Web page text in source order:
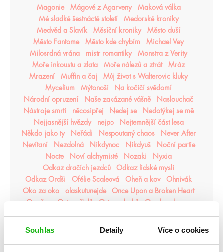
Souhlas Detaily Více o cookies
Magonie
Mágové z Agarveny
Maková válka
Mé sladké šestnácté století
Medorské kroniky
Medvěd a Slavík
Měsíční kroniky
Město duší
Město Fantome
Město kde chybím
Michael Vey
Milosrdná vrána
mistr romantiky
Monstra z Verity
Moře inkoustu a zlata
Moře nálezů a ztrát
Mráz
Mrazení
Muffin a čaj
Můj život s Walterovic kluky
Mycelium
Mýtonoši
Na kočičí svědomí
Národní opruzení
Naše zakázané vášně
Naslouchač
Nástroje smrti
něcosipřej Nedej se
Nedotýkej se mě
Nejjasnější hvězdy
nejpo
Nejtemnější část lesa
Někdo jako ty
Neřádi Nespoutaný chaos
Never After
Nevítaní
Nezdolná Nikdynoc Nikdyuš
Noční partie
Nocte
Noví alchymisté Nozaki
Nyxia
Odkaz dračích jezdců
Odkaz lidské mysli
Odkaz Orďši
Ofélie Scaleová Oheň a kov
Ohnivák
Oko za oko
olaskutunejde
Once Upon a Broken Heart
Opačno
Ostrov živlů Ostrovy bohů
Osud a plamen
Percy Jackson